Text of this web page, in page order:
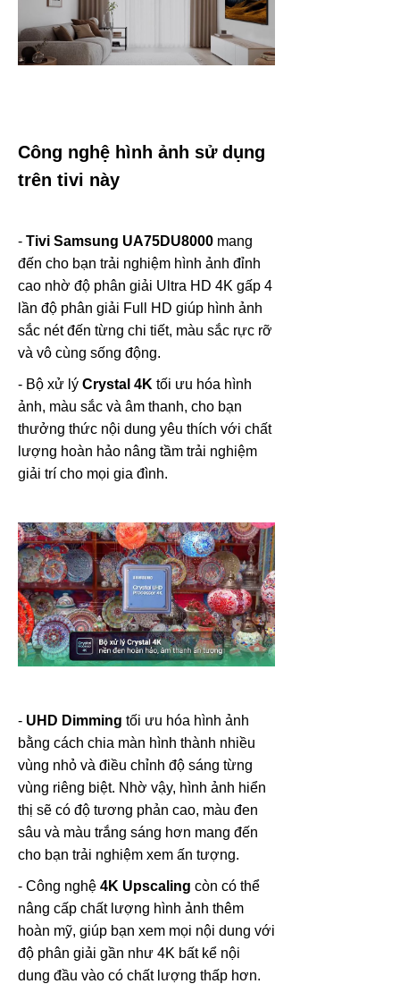
Công nghệ hình ảnh sử dụng
trên tivi này
- Tivi Samsung UA75DU8000 mang
đến cho bạn trải nghiệm hình ảnh đỉnh
cao nhờ độ phân giải Ultra HD 4K gấp 4
lần độ phân giải Full HD giúp hình ảnh
sắc nét đến từng chi tiết, màu sắc rực rỡ
và vô cùng sống động.
- Bộ xử lý Crystal 4K tối ưu hóa hình
ảnh, màu sắc và âm thanh, cho bạn
thưởng thức nội dung yêu thích với chất
lượng hoàn hảo nâng tầm trải nghiệm
giải trí cho mọi gia đình.
- UHD Dimming tối ưu hóa hình ảnh
bằng cách chia màn hình thành nhiều
vùng nhỏ và điều chỉnh độ sáng từng
vùng riêng biệt. Nhờ vậy, hình ảnh hiển
thị sẽ có độ tương phản cao, màu đen
sâu và màu trắng sáng hơn mang đến
cho bạn trải nghiệm xem ấn tượng.
- Công nghệ 4K Upscaling còn có thể
nâng cấp chất lượng hình ảnh thêm
hoàn mỹ, giúp bạn xem mọi nội dung với
độ phân giải gần như 4K bất kể nội
dung đầu vào có chất lượng thấp hơn.